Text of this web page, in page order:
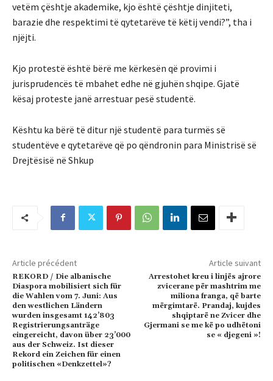
vetëm çështje akademike, kjo është çështje dinjiteti,
barazie dhe respektimi të qytetarëve të këtij vendi?”, tha i
njëjti.
Kjo protestë është bërë me kërkesën që provimi i
jurisprudencës të mbahet edhe në gjuhën shqipe. Gjatë
kësaj proteste janë arrestuar pesë studentë.
Kështu ka bërë të ditur një studentë para turmës së
studentëve e qytetarëve që po qëndronin para Ministrisë së
Drejtësisë në Shkup
Article précédent
REKORD / Die albanische
Diaspora mobilisiert sich für
die Wahlen vom 7. Juni: Aus
den westlichen Ländern
wurden insgesamt 142’803
Registrierungsanträge
eingereicht, davon über 23’000
aus der Schweiz. Ist dieser
Rekord ein Zeichen für einen
politischen «Denkzettel»?
Article suivant
Arrestohet kreu i linjës ajrore
zvicerane për mashtrim me
miliona franga, që barte
mërgimtarë. Prandaj, kujdes
shqiptarë ne Zvicer dhe
Gjermani se me kë po udhëtoni
se « djegeni »!